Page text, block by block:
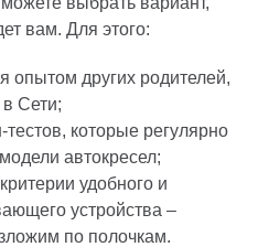
вам. Для этого:
опытом других родителей,
Сети;
которые регулярно
автокресел;
удобного и
устройства –
по полочкам.